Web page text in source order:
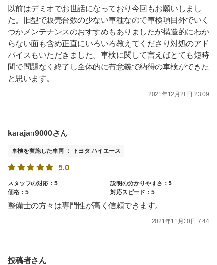
以前はデミオでお世話になっており今回もお願いしまし
た。旧型で販売台数の少ない車種なので車検項目外でいく
つかメンテナンスのおすすめもありましたが構造的にわか
らない面も含め正直にいろいろ教えてくださり対処のアド
バイスもいただきました。車検に関して言えばとても短時
間で問題なく終了し全体的に有意義で納得の車検ができた
と思います。
2021年12月28日 23:09
karajan9000さん
車検を実施した車両 ： トヨタ ハイエース
5.0
スタッフの対応：5
説明の分かりやすさ：5
価格：5
対応スピード：5
整備士の方々は専門性が高く信頼できます。
2021年11月30日 7:44
投稿者さん